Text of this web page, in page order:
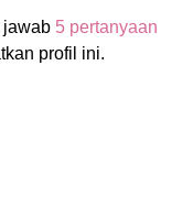
jawab 5 pertanyaan
profil ini.